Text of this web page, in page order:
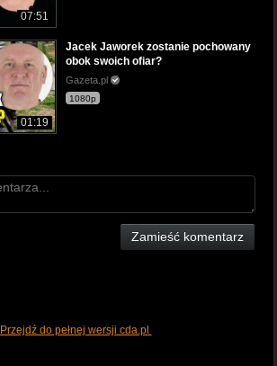
07:51
01:19
Jacek Jaworek zostanie pochowany
obok swoich ofiar?
Gazeta.pl
1080p
Zamieść komentarz
Przejdź do pełnej wersji cda.pl